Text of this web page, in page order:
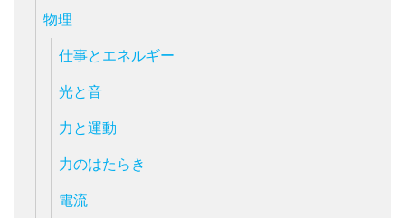
物理
仕事とエネルギー
光と音
力と運動
力のはたらき
電流